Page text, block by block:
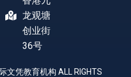
龙观塘
创业街
36号
文凭教育机构 ALL RIGHTS